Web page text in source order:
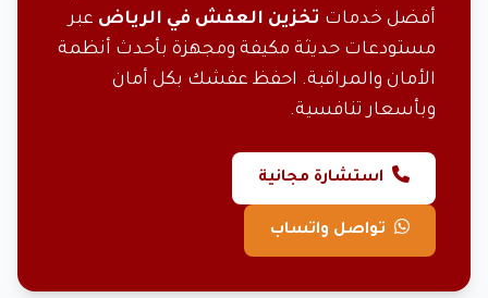
أفضل خدمات تخزين العفش في الرياض عبر
مستودعات حديثة مكيفة ومجهزة بأحدث أنظمة
الأمان والمراقبة. احفظ عفشك بكل أمان
وبأسعار تنافسية.
استشارة مجانية
تواصل واتساب